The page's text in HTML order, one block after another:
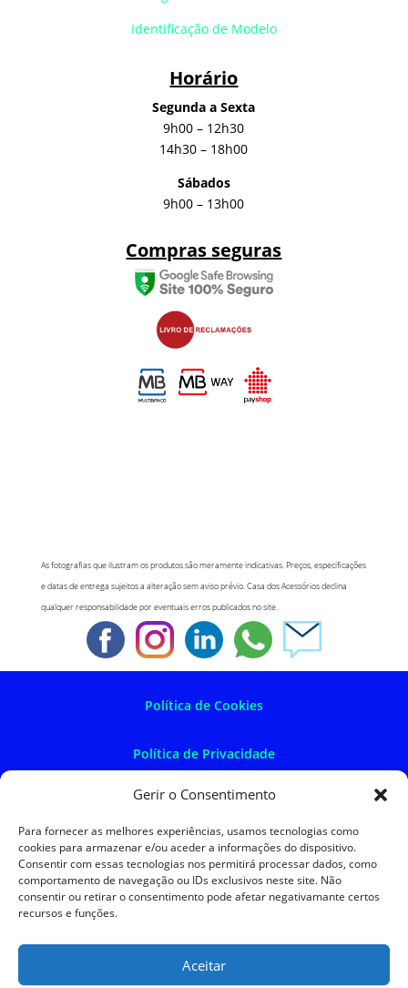
Gerir o Consentimento
Para fornecer as melhores experiências, usamos tecnologias como
cookies para armazenar e/ou aceder a informações do dispositivo.
Consentir com essas tecnologias nos permitirá processar dados, como
comportamento de navegação ou IDs exclusivos neste site. Não
consentir ou retirar o consentimento pode afetar negativamante certos
recursos e funções.
Aceitar
Identificação de Modelo
Horário
Segunda a Sexta
9h00 – 12h30
14h30 – 18h00
Sábados
9h00 – 13h00
Compras seguras
As fotografias que ilustram os produtos são meramente indicativas. Preços, especificações
e datas de entrega sujeitos a alteração sem aviso prévio. Casa dos Acessórios declina
qualquer responsabilidade por eventuais erros publicados no site.
Política de Cookies
Política de Privacidade
Política de Devoluções
Termos e Condições
Resolução de Litígios